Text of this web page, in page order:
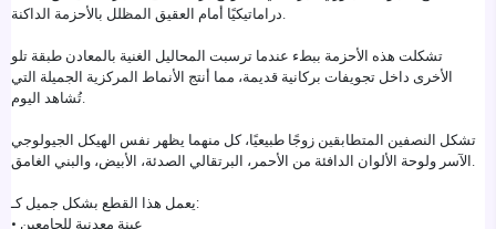
تشكلت هذه الأحزمة ببطء عندما ترسبت المحاليل الغنية بالمعادن طبقة تلو
الأخرى داخل تجويفات بركانية قديمة، مما أنتج الأنماط المركزية الجميلة التي
تشكل النصفين المتطابقين زوجًا طبيعيًا، كل منهما يظهر نفس الهيكل الجيولوجي
يعمل هذا القطع بشكل جميل كـ:
• عينة معدنية للجامعين